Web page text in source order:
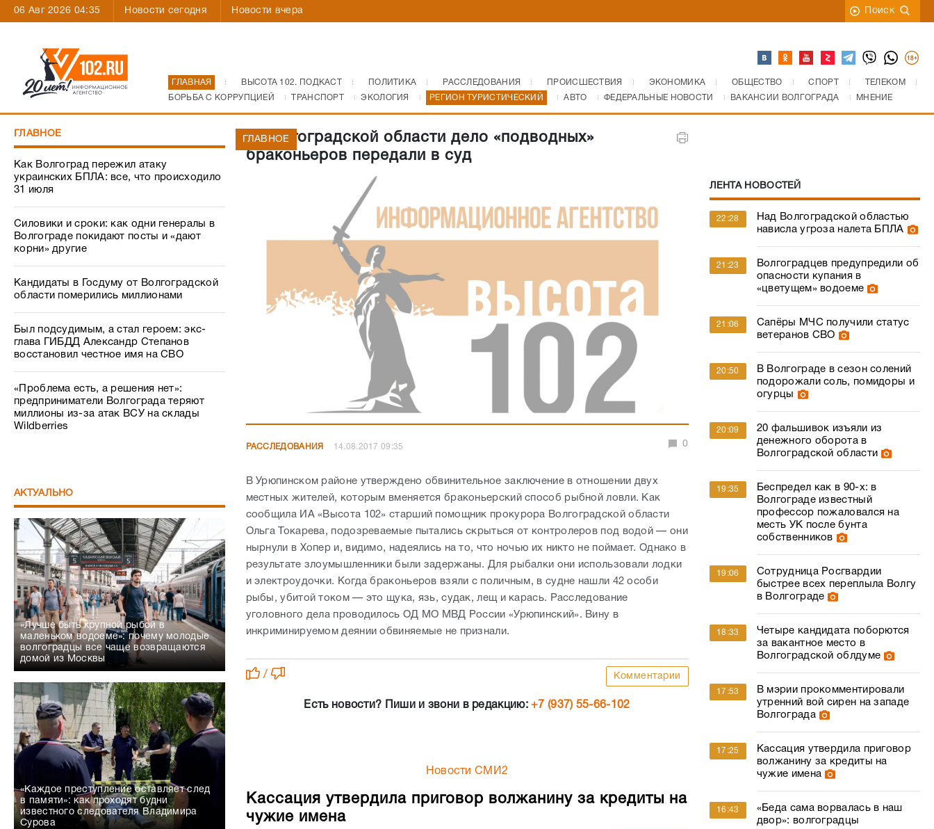
06 Авг 2026 04:35 Новости сегодня Новости вчера Поиск
ГЛАВНАЯ ВЫСОТА 102. ПОДКАСТ ПОЛИТИКА РАССЛЕДОВАНИЯ ПРОИСШЕСТВИЯ ЭКОНОМИКА ОБЩЕСТВО СПОРТ
ТЕЛЕКОМ
БОРЬБА С КОРРУПЦИЕЙ
ТРАНСПОРТ ЭКОЛОГИЯ РЕГИОН ТУРИСТИЧЕСКИЙ АВТО ФЕДЕРАЛЬНЫЕ НОВОСТИ ВАКАНСИИ ВОЛГОГРАДА МНЕНИЕ
ГЛАВНОЕ
Как Волгоград пережил атаку
украинских БПЛА: все, что происходило
31 июля
Силовики и сроки: как одни генералы в
Волгограде покидают посты и «дают
корни» другие
Кандидаты в Госдуму от Волгоградской
области померились миллионами
Был подсудимым, а стал героем: экс-
глава ГИБДД Александр Степанов
восстановил честное имя на СВО
«Проблема есть, а решения нет»:
предприниматели Волгограда теряют
миллионы из-за атак ВСУ на склады
Wildberries
АКТУАЛЬНО
«Лучше быть крупной рыбой в
маленьком водоеме»: почему молодые
волгоградцы все чаще возвращаются
домой из Москвы
«Каждое преступление оставляет след
в памяти»: как проходят будни
известного следователя Владимира
Сурова
В Волгоградской области дело «подводных»
браконьеров передали в суд
ГЛАВНОЕ
РАССЛЕДОВАНИЯ 14.08.2017 09:35 0
В Урюпинском районе утверждено обвинительное заключение в отношении двух
местных жителей, которым вменяется браконьерский способ рыбной ловли. Как
сообщила ИА «Высота 102» старший помощник прокурора Волгоградской области
Ольга Токарева, подозреваемые пытались скрыться от контролеров под водой — они
нырнули в Хопер и, видимо, надеялись на то, что ночью их никто не поймает. Однако в
результате злоумышленники были задержаны. Для рыбалки они использовали лодки
и электроудочки. Когда браконьеров взяли с поличным, в судне нашли 42 особи
рыбы, убитой током — это щука, язь, судак, лещ и карась. Расследование
уголовного дела проводилось ОД МО МВД России «Урюпинский». Вину в
инкриминируемом деянии обвиняемые не признали.
/ Комментарии
Есть новости? Пиши и звони в редакцию:+7 (937) 55-66-102
Новости СМИ2
Кассация утвердила приговор волжанину за кредиты на
чужие имена
ЛЕНТА НОВОСТЕЙ
22:28
Над Волгоградской областью
нависла угроза налета БПЛА
21:23
Волгоградцев предупредили об
опасности купания в
«цветущем» водоеме
21:06
Сапёры МЧС получили статус
ветеранов СВО
20:50
В Волгограде в сезон солений
подорожали соль, помидоры и
огурцы
20:09
20 фальшивок изъяли из
денежного оборота в
Волгоградской области
19:35
Беспредел как в 90-х: в
Волгограде известный
профессор пожаловался на
месть УК после бунта
собственников
19:06
Сотрудница Росгвардии
быстрее всех переплыла Волгу
в Волгограде
18:33
Четыре кандидата поборются
за вакантное место в
Волгоградской облдуме
17:53
В мэрии прокомментировали
утренний вой сирен на западе
Волгограда
17:25
Кассация утвердила приговор
волжанину за кредиты на
чужие имена
16:43
«Беда сама ворвалась в наш
двор»: волгоградцы